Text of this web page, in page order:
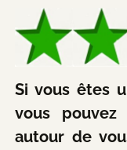
Si vous êtes
vous pouvez
autour de